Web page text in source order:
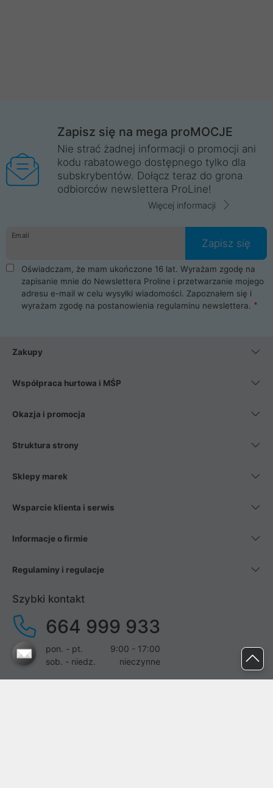
Zapisz się na mega proMOCJE
Nie strać żadnej informacji o promocji ani
kodu rabatowego dostępnego tylko dla
subskrybentów. Dołącz teraz do grona
odbiorców newslettera ProLine!
Więcej informacji
Email
Zapisz się
Oświadczam, że mam ukończone 16 lat. Wyrażam zgodę na
zapisanie mnie do Newslettera Proline i przetwarzanie mojego
adresu e-mail w celu wysyłki wiadomości. Zapoznałem się i
wyrażam zgodę na postanowienia regulaminu newslettera.
Zakupy
Współpraca hurtowa i MŚP
Okazja i promocja
Struktura strony
Sklepy marek
Wsparcie klienta i serwis
Informacje o firmie
Regulaminy i regulacje
Szybki kontakt
664 999 933
pon. - pt.
9:00 - 17:00
sob. - niedz.
nieczynne